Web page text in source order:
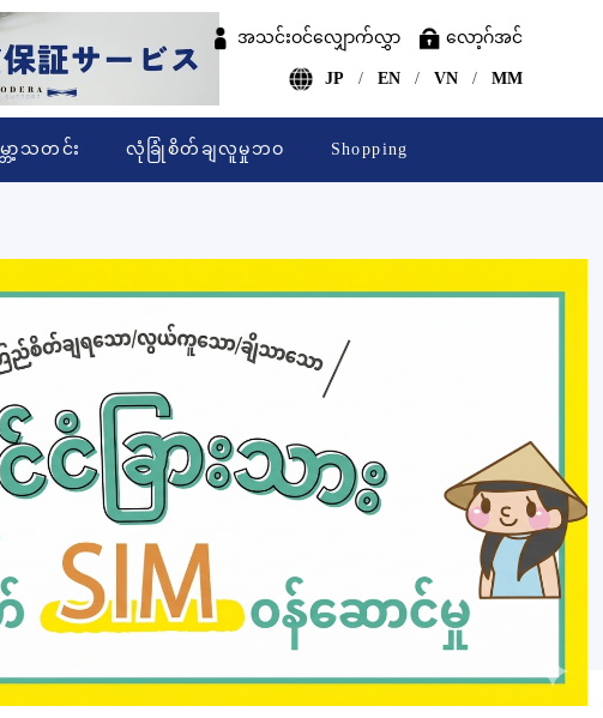
ဘာ့သတင်း လုံခြုံစိတ်ချလူမှုဘဝ Shopping
အသင်းဝင်လျှောက်လွှာ လော့ဂ်အင်
JP EN VN MM